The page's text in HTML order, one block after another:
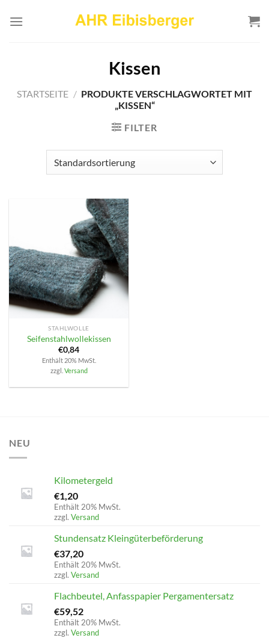
Inhalt
Kissen
STARTSEITE / PRODUKTE VERSCHLAGWORTET MIT
„KISSEN“
FILTER
STAHLWOLLE
Seifenstahlwollekissen
€0,84
Enthält 20% MwSt.
zzgl. Versand
NEU
Kilometergeld
€1,20
Enthält 20% MwSt.
zzgl. Versand
Stundensatz Kleingüterbeförderung
€37,20
Enthält 20% MwSt.
zzgl. Versand
Flachbeutel, Anfasspapier Pergamentersatz
€59,52
Enthält 20% MwSt.
zzgl. Versand